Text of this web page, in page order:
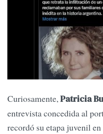
Curiosamente,Patricia
entrevista concedida al
recordó su etapa juvenil